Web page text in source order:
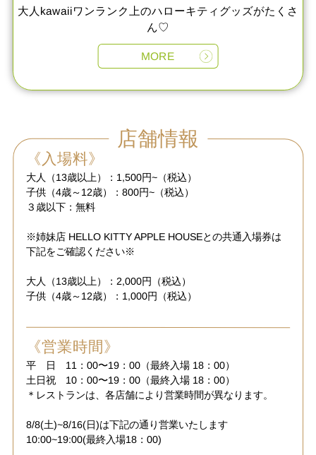
大人kawaiiワンランク上のハローキティグッズがたくさ
ん♡
MORE
店舗情報
《入場料》
大人（13歳以上）：1,500円~（税込）
子供（4歳～12歳）：800円~（税込）
３歳以下：無料
※姉妹店 HELLO KITTY APPLE HOUSEとの共通入場券は
下記をご確認ください※
大人（13歳以上）：2,000円（税込）
子供（4歳～12歳）：1,000円（税込）
《営業時間》
平 日 11：00〜19：00（最終入場 18：00）
土日祝 10：00〜19：00（最終入場 18：00）
＊レストランは、各店舗により営業時間が異なります。
8/8(土)~8/16(日)は下記の通り営業いたします
10:00~19:00(最終入場18：00)